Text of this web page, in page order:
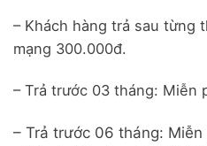
– Khách hàng trả sau từng
mạng 300.000đ.
– Trả trước 03 tháng: Miễn
– Trả trước 06 tháng: